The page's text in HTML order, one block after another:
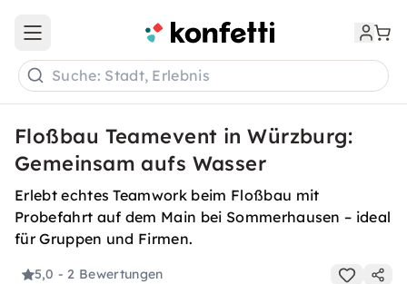
Open main menu
Suche: Stadt, Erlebnis
Floßbau Teamevent in Würzburg:
Gemeinsam aufs Wasser
Erlebt echtes Teamwork beim Floßbau mit
Probefahrt auf dem Main bei Sommerhausen – ideal
für Gruppen und Firmen.
5,0 - 2 Bewertungen